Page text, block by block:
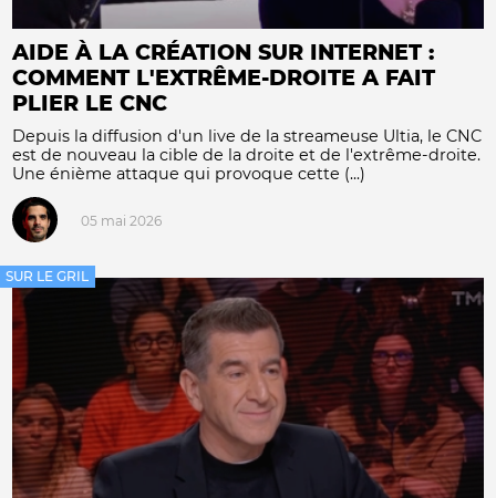
AIDE À LA CRÉATION SUR INTERNET :
COMMENT L'EXTRÊME-DROITE A FAIT
PLIER LE CNC
Depuis la diffusion d'un live de la streameuse Ultia, le CNC
est de nouveau la cible de la droite et de l'extrême-droite.
Une énième attaque qui provoque cette (...)
05 mai 2026
SUR LE GRIL